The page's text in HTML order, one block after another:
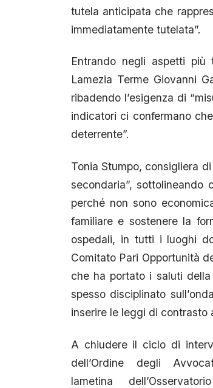
tutela anticipata che
immediatamente tutelata”.
Entrando negli aspetti
Lamezia Terme Giovanni
ribadendo l’esigenza di
indicatori ci confermano
deterrente”.
Tonia Stumpo, consigliera
secondaria”,
perché non sono
familiare e sostenere la
ospedali, in tutti i luoghi
Comitato Pari Opportunità
che ha portato i saluti
spesso disciplinato
inserire le leggi di contrasto
A chiudere il ciclo di
dell’Ordine degli
lametina